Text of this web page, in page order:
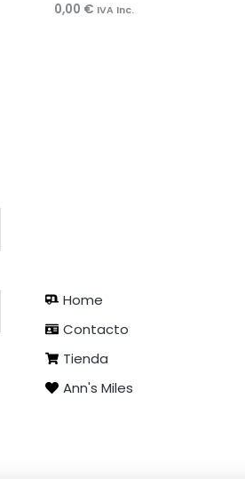
0,00 € IVA Inc.
Home
Contacto
Tienda
Ann's Miles